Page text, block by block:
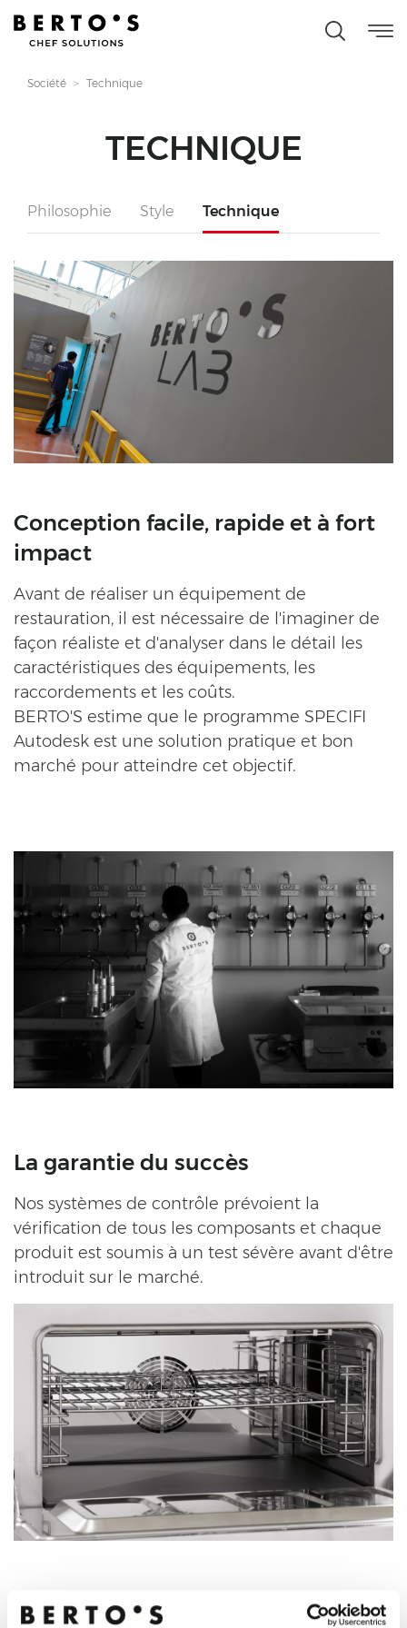
Société Technique
TECHNIQUE
Philosophie Style Technique
Conception facile, rapide et à fort
impact
Avant de réaliser un équipement de
restauration, il est nécessaire de l'imaginer de
façon réaliste et d'analyser dans le détail les
caractéristiques des équipements, les
raccordements et les coûts.
BERTO'S estime que le programme SPECIFI
Autodesk est une solution pratique et bon
marché pour atteindre cet objectif.
La garantie du succès
Nos systèmes de contrôle prévoient la
vérification de tous les composants et chaque
produit est soumis à un test sévère avant d'être
introduit sur le marché.
La qualité en tant que mission